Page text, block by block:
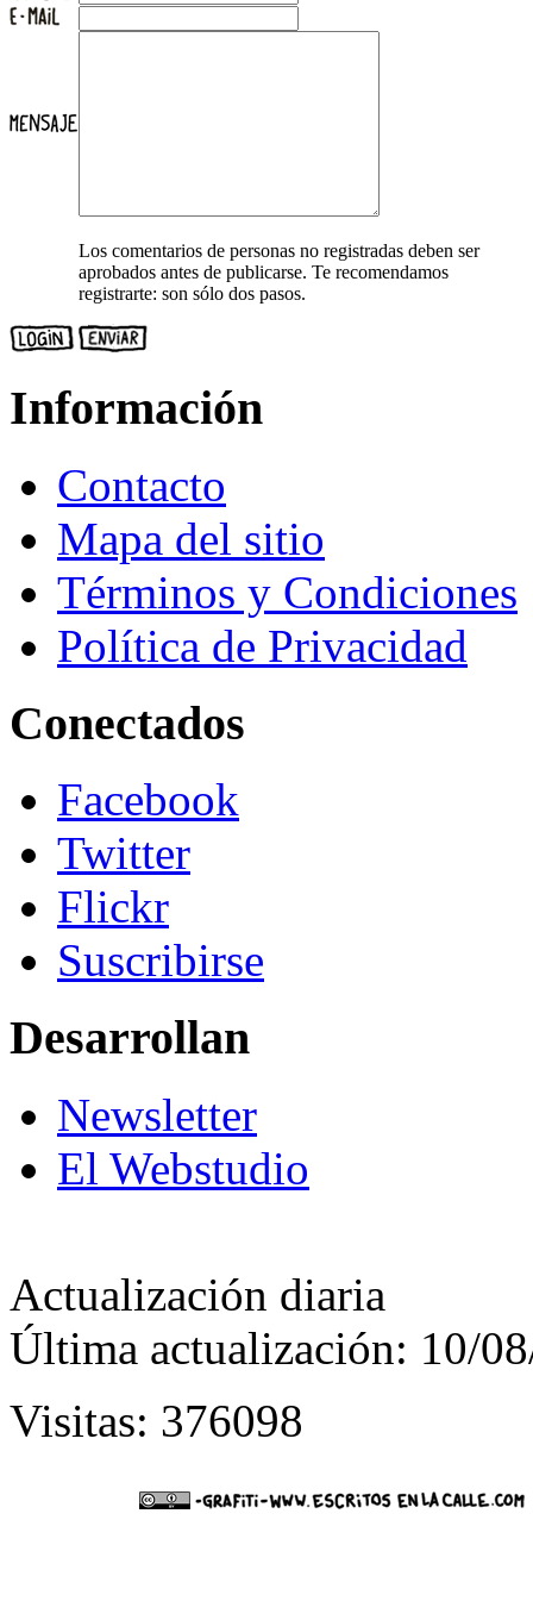
Los comentarios de personas no registradas deben ser
aprobados antes de publicarse. Te recomendamos
registrarte: son sólo dos pasos.
Información
Contacto
Mapa del sitio
Términos y Condiciones
Política de Privacidad
Conectados
Facebook
Twitter
Flickr
Suscribirse
Desarrollan
Newsletter
El Webstudio
Actualización diaria
Última actualización: 10/
Visitas: 376098